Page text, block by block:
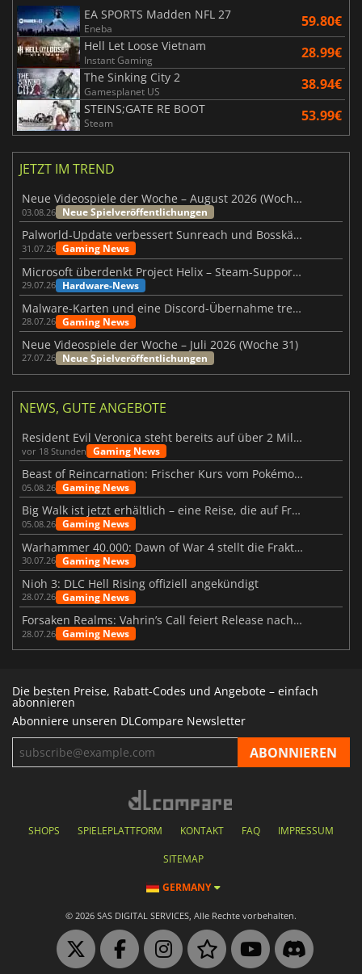
EA SPORTS Madden NFL 27
Eneba 59.80€
Hell Let Loose Vietnam
Instant Gaming 28.99€
The Sinking City 2
Gamesplanet US 38.94€
STEINS;GATE RE BOOT
Steam 53.99€
JETZT IM TREND
Neue Videospiele der Woche – August 2026 (Woche 32)
03.08.26 Neue Spielveröffentlichungen
Palworld-Update verbessert Sunreach und Bosskämpfe deutlich
31.07.26 Gaming News
Microsoft überdenkt Project Helix – Steam-Support gefährdet
29.07.26 Hardware-News
Malware-Karten und eine Discord-Übernahme treffen Meccha Chameleon
28.07.26 Gaming News
Neue Videospiele der Woche – Juli 2026 (Woche 31)
27.07.26 Neue Spielveröffentlichungen
NEWS, GUTE ANGEBOTE
Resident Evil Veronica steht bereits auf über 2 Millionen Wunschlisten
vor 18 Stunden Gaming News
Beast of Reincarnation: Frischer Kurs vom Pokémon-Studio
05.08.26 Gaming News
Big Walk ist jetzt erhältlich – eine Reise, die auf Freundschaft basiert
05.08.26 Gaming News
Warhammer 40.000: Dawn of War 4 stellt die Fraktion der Necrons vor
30.07.26 Gaming News
Nioh 3: DLC Hell Rising offiziell angekündigt
28.07.26 Gaming News
Forsaken Realms: Vahrin’s Call feiert Release nach 10 Jahren
28.07.26 Gaming News
Die besten Preise, Rabatt-Codes und Angebote – einfach
abonnieren
Abonniere unseren DLCompare Newsletter
SHOPS SPIELEPLATTFORM KONTAKT FAQ IMPRESSUM
SITEMAP
GERMANY
© 2026 SAS DIGITAL SERVICES, Alle Rechte vorbehalten.